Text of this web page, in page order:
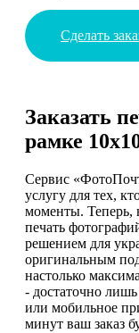
Сделать
Заказать
рамке
Сервис
услугу для тех,
моменты. Теперь,
печать
решением для
оригинальным
настолько
- достаточно
или мобильное
минут ваш заказ